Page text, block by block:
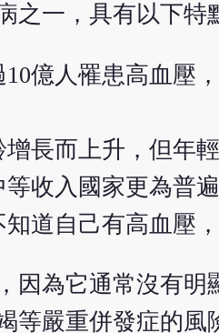
之一，具有以下特
億人罹患高血壓
長而上升，但年
收入國家更為普遍
道自己有高血壓
因為它通常沒有
等嚴重併發症的風